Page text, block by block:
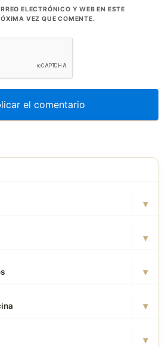
ELECTRÓNICO Y WEB EN ESTE
VEZ QUE COMENTE.
▾
▾
▾
▾
▾